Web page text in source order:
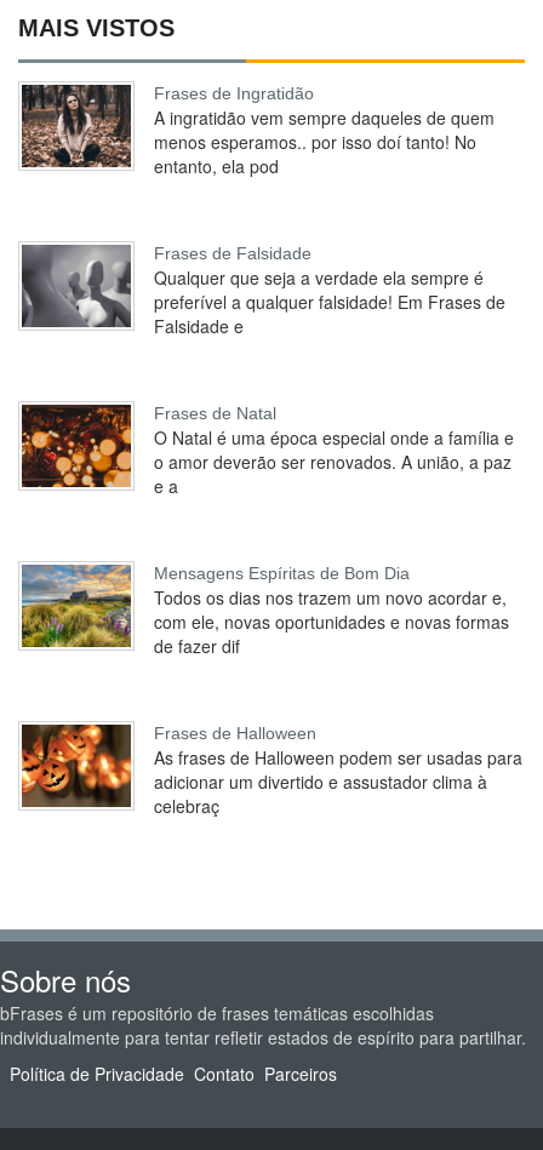
MAIS VISTOS
Frases de Ingratidão
A ingratidão vem sempre daqueles de quem
menos esperamos.. por isso doí tanto! No
entanto, ela pod
Frases de Falsidade
Qualquer que seja a verdade ela sempre é
preferível a qualquer falsidade! Em Frases de
Falsidade e
Frases de Natal
O Natal é uma época especial onde a família e
o amor deverão ser renovados. A união, a paz
e a
Mensagens Espíritas de Bom Dia
Todos os dias nos trazem um novo acordar e,
com ele, novas oportunidades e novas formas
de fazer dif
Frases de Halloween
As frases de Halloween podem ser usadas para
adicionar um divertido e assustador clima à
celebraç
Sobre nós
bFrases é um repositório de frases temáticas escolhidas
individualmente para tentar refletir estados de espírito para partilhar.
Política de Privacidade Contato Parceiros